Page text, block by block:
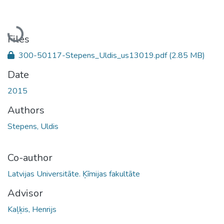
Loading...
Files
300-50117-Stepens_Uldis_us13019.pdf(2.85 MB)
Date
2015
Authors
Stepens, Uldis
Co-author
Latvijas Universitāte. Ķīmijas fakultāte
Advisor
Kaļķis, Henrijs